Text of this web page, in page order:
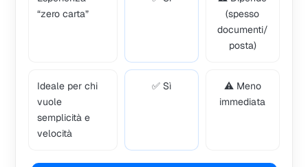
“zero carta”
(spesso
documenti/
posta)
Ideale per chi
vuole
semplicità e
velocità
✅ Sì
⚠️ Meno
immediata